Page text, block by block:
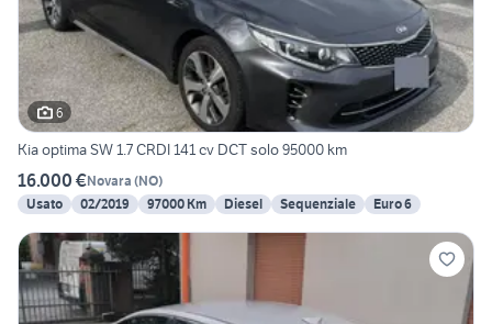
6
Kia optima SW 1.7 CRDI 141 cv DCT solo 95000 km
16.000 €Novara (NO)
Usato
02/2019 97000 Km Diesel Sequenziale Euro 6